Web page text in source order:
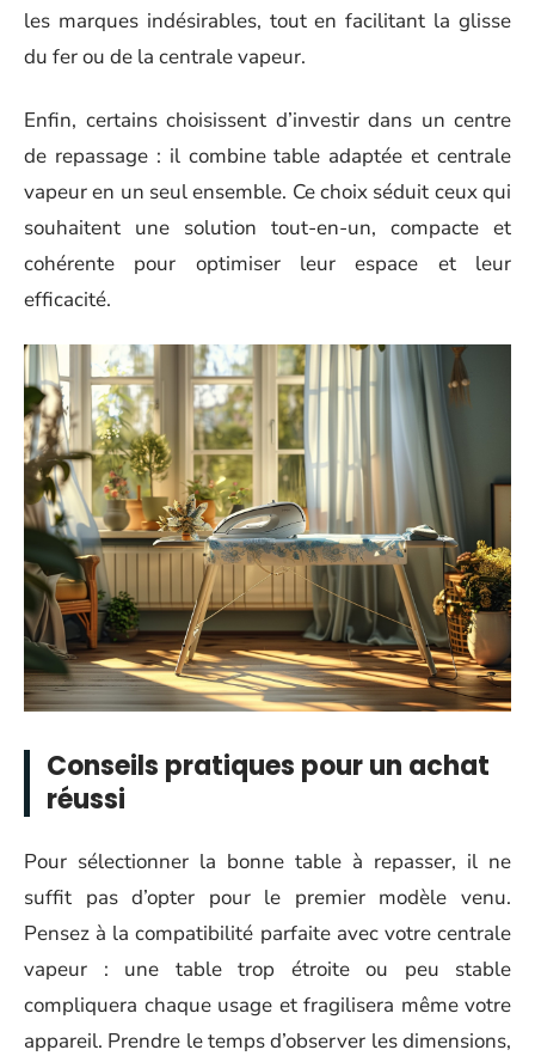
les marques indésirables, tout en facilitant la glisse
du fer ou de la centrale vapeur.
Enfin, certains choisissent d’investir dans un centre
de repassage : il combine table adaptée et centrale
vapeur en un seul ensemble. Ce choix séduit ceux qui
souhaitent une solution tout-en-un, compacte et
cohérente pour optimiser leur espace et leur
efficacité.
Conseils pratiques pour un achat
réussi
Pour sélectionner la bonne table à repasser, il ne
suffit pas d’opter pour le premier modèle venu.
Pensez à la compatibilité parfaite avec votre centrale
vapeur : une table trop étroite ou peu stable
compliquera chaque usage et fragilisera même votre
appareil. Prendre le temps d’observer les dimensions,